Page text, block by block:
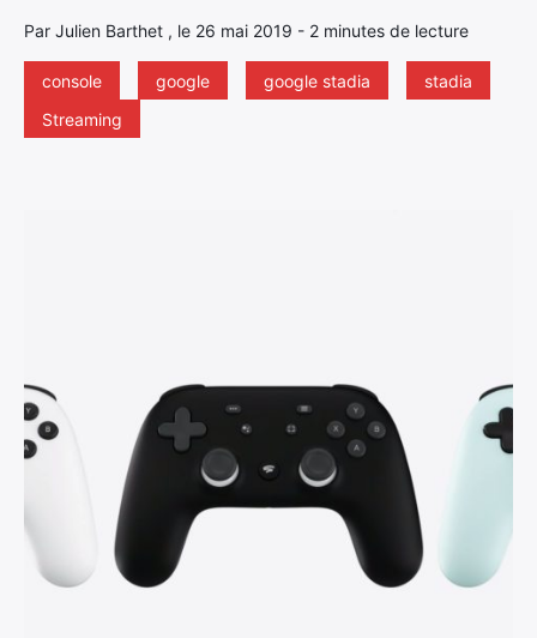
Par Julien Barthet , le 26 mai 2019 - 2 minutes de lecture
console google google stadia
stadia
Streaming